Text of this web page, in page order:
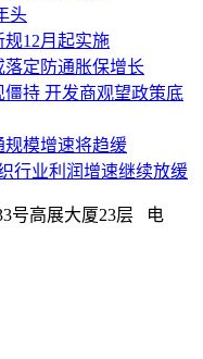
头
12月起实施
定防通胀保增长
持 开发商观望政策底
模增速将趋缓
行业利润增速继续放缓
号高展大厦23层 电